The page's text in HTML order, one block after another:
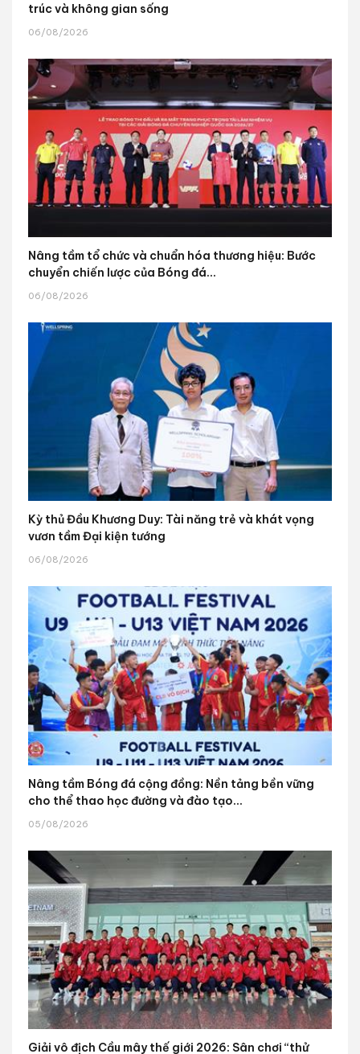
trúc và không gian sống
06/08/2026
Nâng tầm tổ chức và chuẩn hóa thương hiệu: Bước
chuyển chiến lược của Bóng đá...
06/08/2026
Kỳ thủ Đầu Khương Duy: Tài năng trẻ và khát vọng
vươn tầm Đại kiện tướng
06/08/2026
Nâng tầm Bóng đá cộng đồng: Nền tảng bền vững
cho thể thao học đường và đào tạo...
05/08/2026
Giải vô địch Cầu mây thế giới 2026: Sân chơi “thử